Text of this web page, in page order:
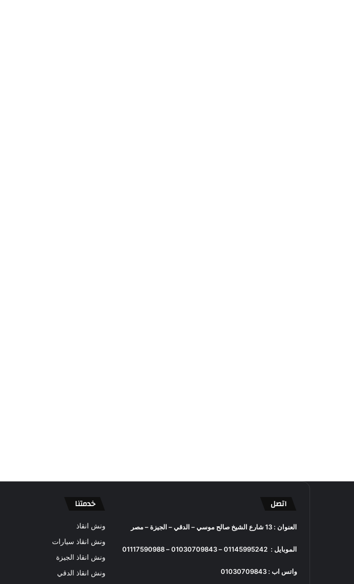
اتصل
العنوان : 13 شارع الشيخ صالح موسي – الدقي – الجيزة – مصر
الموبايل : 01145995242
–
01030709843
–
01117590988
واتس اب : 01030709843
خدمتنا
ونش انقاذ
ونش انقاذ سيارات
ونش انقاذ الجيزة
ونش انقاذ الدقي